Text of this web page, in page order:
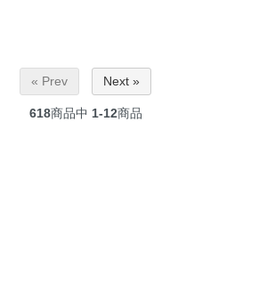
« Prev Next »
618商品中 1-12商品